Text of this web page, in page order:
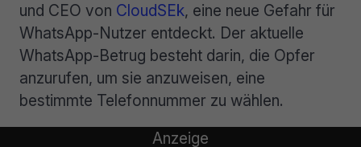
und CEO von CloudSEk, eine neue Gefahr für
WhatsApp-Nutzer entdeckt. Der aktuelle
WhatsApp-Betrug besteht darin, die Opfer
anzurufen, um sie anzuweisen, eine
bestimmte Telefonnummer zu wählen.